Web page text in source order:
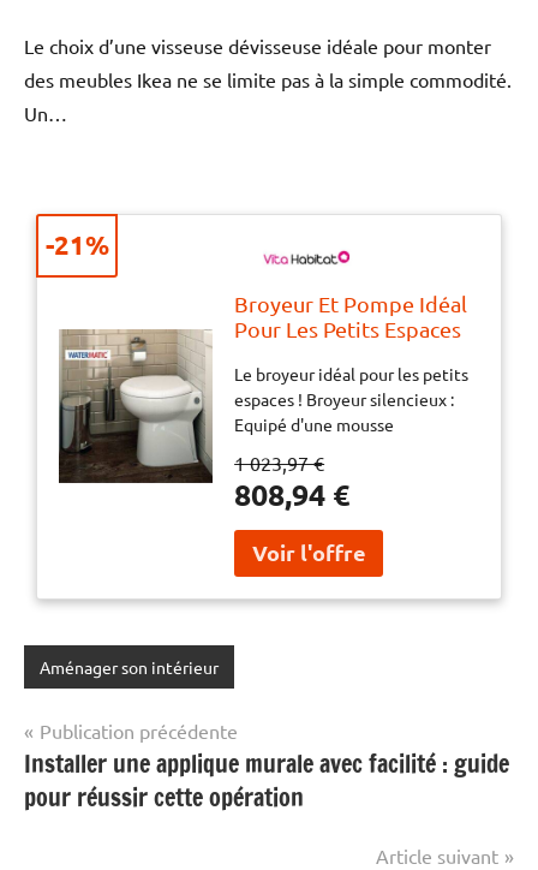
Le choix d’une visseuse dévisseuse idéale pour monter
des meubles Ikea ne se limite pas à la simple commodité.
Un…
Broyeur Et Pompe Idéal
Pour Les Petits Espaces
Watermatic W20sp
Silence
Le broyeur idéal pour les petits
espaces ! Broyeur silencieux :
Equipé d'une mousse
bruit du moteur et d'un système
anti-vibration. En moyenne 57
décibels Compacte : Cuvette
gain de place avec abattant
frein de chute. Hygiénique :
Abattant déclipsable, système
1 023,97 €
808,94 €
-21%
Aménager son intérieur
Navigation
de
l’article
Publication précédente
Installer une applique murale avec facilité : guide
pour réussir cette opération
Article suivant